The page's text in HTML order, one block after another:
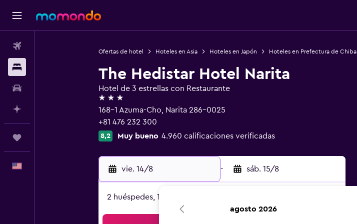
Ofertas de hotel Hoteles en Asia Hoteles en Japón Hoteles en Prefectura de Chiba
The Hedistar Hotel Narita
Hotel de 3 estrellas con Restaurante
3 estrellas
168-1 Azuma-Cho, Narita 286-0025
+81 476 232 300
8,2 Muy bueno 4.960 calificaciones verificadas
vie. 14/8 - sáb. 15/8
2 huéspedes, 1 habitación
agosto 2026